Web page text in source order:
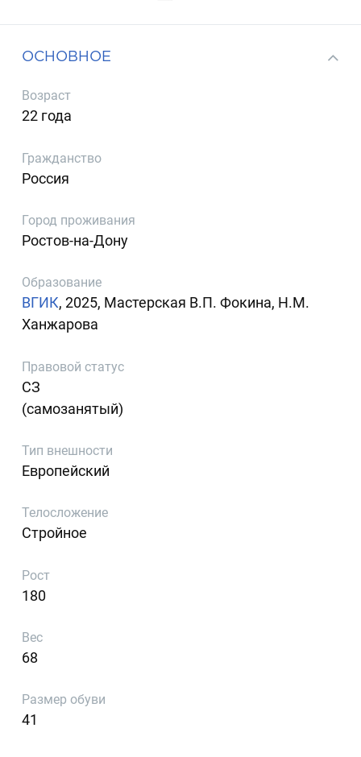
ОСНОВНОЕ
Возраст
22 года
Гражданство
Россия
Город проживания
Ростов-на-Дону
Образование
ВГИК, 2025, Мастерская В.П. Фокина, Н.М.
Ханжарова
Правовой статус
СЗ
(самозанятый)
Тип внешности
Европейский
Телосложение
Стройное
Рост
180
Вес
68
Размер обуви
41